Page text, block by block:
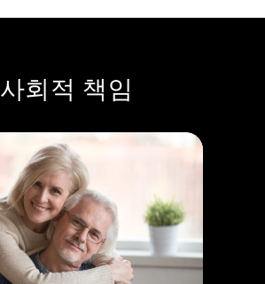
사회적 책임